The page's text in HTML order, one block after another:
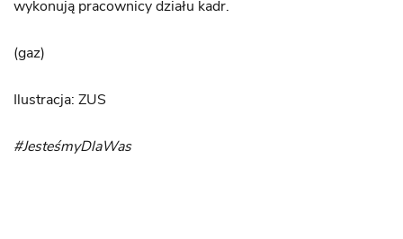
wykonują pracownicy działu kadr.
(gaz)
Ilustracja: ZUS
#JesteśmyDlaWas